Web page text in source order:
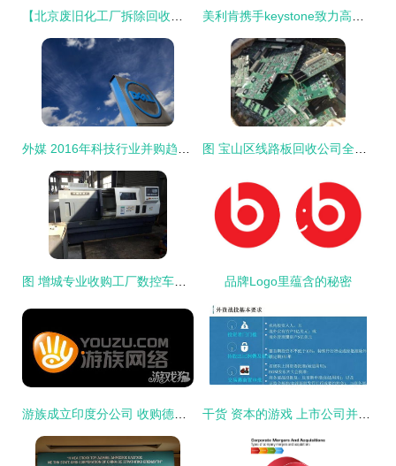
【北京废旧化工厂拆除回收公司收购二手化工厂生产流水线设备】-北京酷易搜 美利肯携手keystone致力高级着色剂解决方案
外媒 2016年科技行业并购趋势不减 图 宝山区线路板回收公司全上海电子收购基地 上海旧货回收
图 增城专业收购工厂数控车床公司 广州旧货回收 品牌Logo里蕴含的秘密
游族成立印度分公司 收购德国bp后全球布局再下一城 干货 资本的游戏 上市公司并购重组的战略思考